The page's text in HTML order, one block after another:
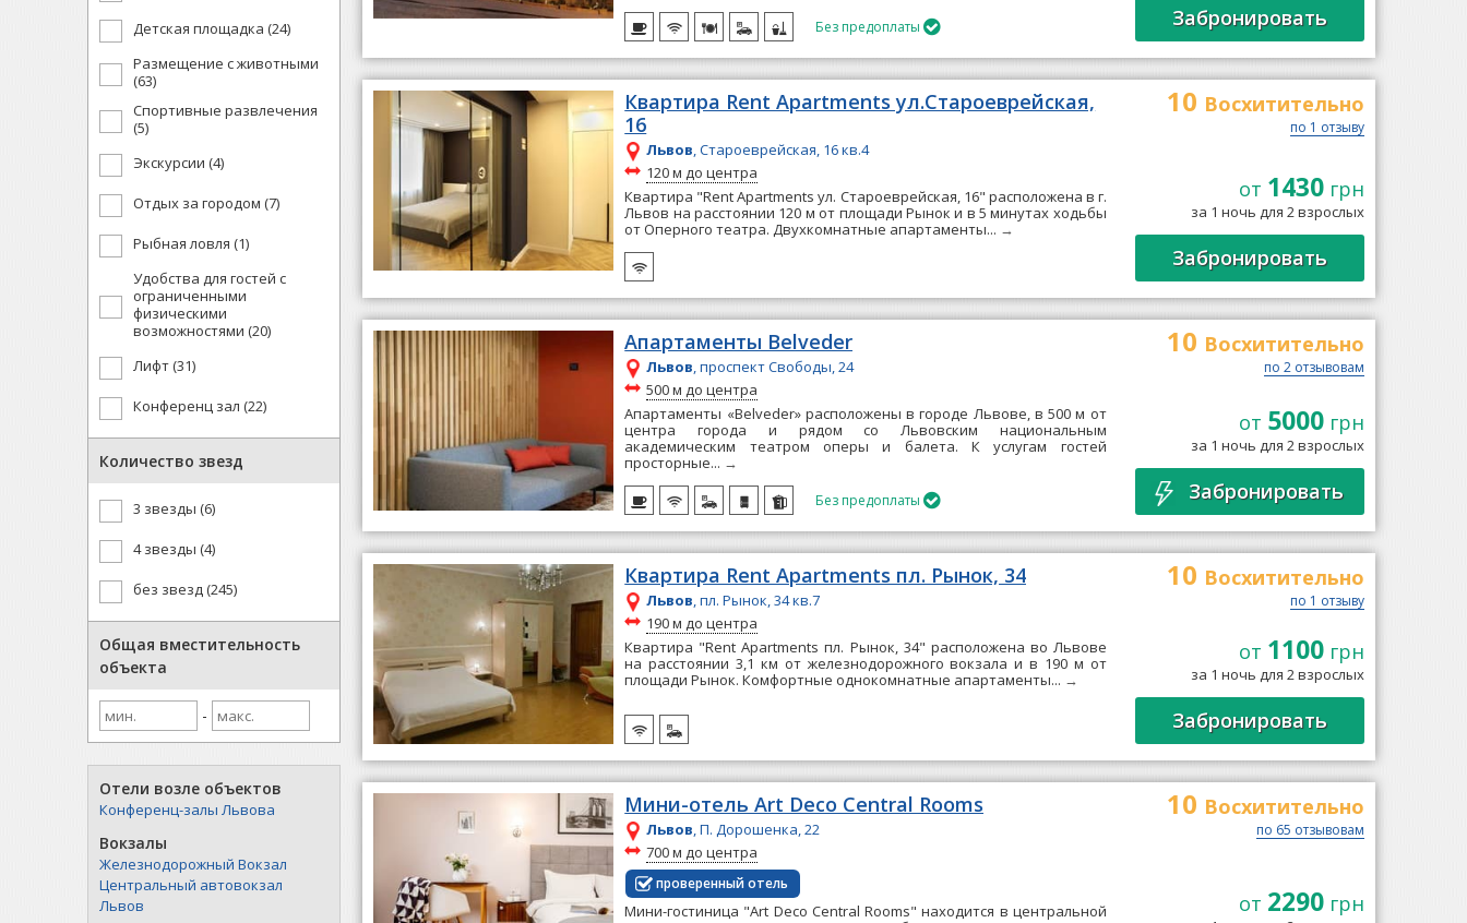
Детская площадка (24)
Размещение с животными
(63)
Спортивные развлечения
(5)
Экскурсии (4)
Отдых за городом (7)
Рыбная ловля (1)
Удобства для гостей с
ограниченными
физическими
возможностями (20)
Лифт (31)
Конференц зал (22)
Количество звезд
3 звезды (6)
4 звезды (4)
без звезд (245)
Общая вместительность
объекта
-
Отели возле объектов
Конференц-залы Львова
Вокзалы
Железнодорожный Вокзал
Центральный автовокзал
Львов
Без предоплаты Забронировать
Квартира Rent Apartments ул.Староеврейская,
16
Львов, Староеврейская, 16 кв.4
~
120 м до центра
Квартира "Rent Apartments ул. Староеврейская, 16" расположена в г.
Львов на расстоянии 120 м от площади Рынок и в 5 минутах ходьбы
от Оперного театра. Двухкомнатные апартаменты... →
10 Восхитительно
по 1 отзыву
от 1430грн
за 1 ночь для 2 взрослых
Забронировать
Апартаменты Belveder
Львов, проспект Свободы, 24
~
500 м до центра
Апартаменты «Belveder» расположены в городе Львове, в 500 м от
центра города и рядом со Львовским национальным
академическим театром оперы и балета. К услугам гостей
просторные... →
Без предоплаты
10 Восхитительно
по 2 отзывовам
от 5000грн
за 1 ночь для 2 взрослых
Забронировать
Квартира Rent Apartments пл. Рынок, 34
Львов, пл. Рынок, 34 кв.7
~
190 м до центра
Квартира "Rent Apartments пл. Рынок, 34" расположена во Львове
на расстоянии 3,1 км от железнодорожного вокзала и в 190 м от
площади Рынок. Комфортные однокомнатные апартаменты... →
10 Восхитительно
по 1 отзыву
от 1100грн
за 1 ночь для 2 взрослых
Забронировать
Мини-отель Art Deco Central Rooms
Львов, П. Дорошенка, 22
~
700 м до центра
проверенный отель
Мини-гостиница "Art Deco Central Rooms" находится в центральной
10 Восхитительно
по 65 отзывовам
от 2290грн